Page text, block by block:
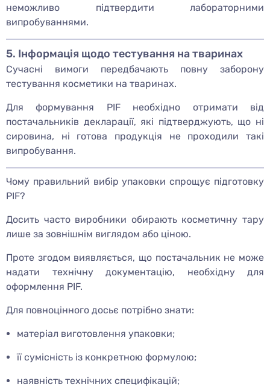
неможливо підтвердити лабораторними
випробуваннями.
5. Інформація щодо тестування на тваринах
Сучасні вимоги передбачають повну заборону
тестування косметики на тваринах.
Для формування PIF необхідно отримати від
постачальників декларації, які підтверджують, що ні
сировина, ні готова продукція не проходили такі
випробування.
Чому правильний вибір упаковки спрощує підготовку
PIF?
Досить часто виробники обирають косметичну тару
лише за зовнішнім виглядом або ціною.
Проте згодом виявляється, що постачальник не може
надати технічну документацію, необхідну для
оформлення PIF.
Для повноцінного досьє потрібно знати:
матеріал виготовлення упаковки;
її сумісність із конкретною формулою;
наявність технічних специфікацій;